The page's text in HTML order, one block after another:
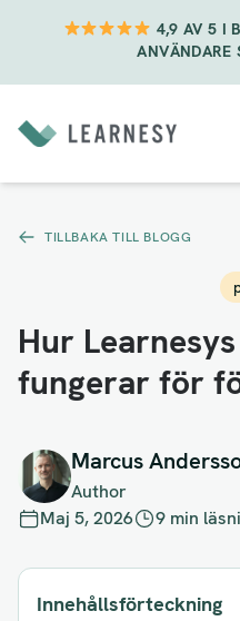
4,9 AV 5 I
ANVÄNDARE
till
innehåll
TILLBAKA TILL BLOGG
Hur
fungerar för
Marcus
Author
Maj 5, 2026
9 min
Innehållsförteckning